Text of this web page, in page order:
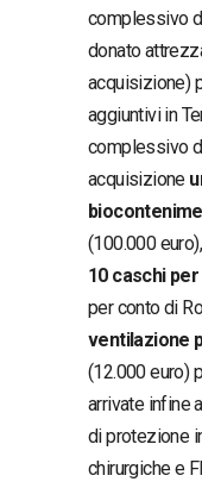
complessivo
donato
acquisizione)
aggiuntivi in
complessivo
acquisizione
(100.000
10 caschi
per conto di
ventilazione
(12.000 euro)
arrivate infine
di protezione
chirurgiche e